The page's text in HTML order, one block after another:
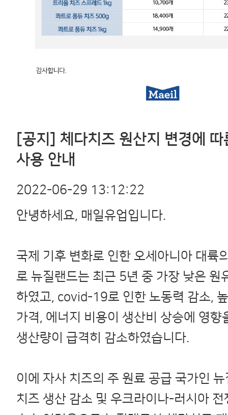
[공지] 체다치즈 원산지 변경에 따
사용 안내
2022-06-29 13:12:22
안녕하세요, 매일유업입니다.
국제 기후 변화로 인한 오세아니아 대륙
로 뉴질랜드는 최근 5년 중 가장 낮은 원
하였고, covid-19로 인한 노동력 감소,
가격, 에너지 비용이 생산비 상승에 영향
생산량이 급격히 감소하였습니다.
이에 자사 치즈의 주 원료 공급 국가인
치즈 생산 감소 및 우크라이나-러시아